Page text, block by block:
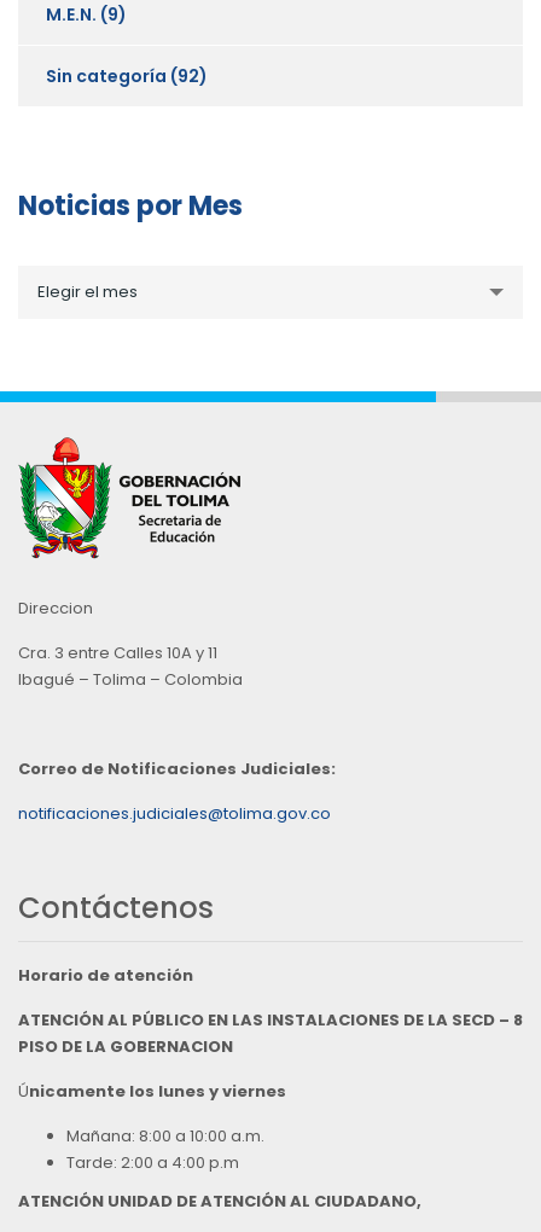
M.E.N. (9)
Sin categoría (92)
Noticias por Mes
porElegir el mes
Direccion
Cra. 3 entre Calles 10A y 11
Ibagué – Tolima – Colombia
Correo de Notificaciones Judiciales:
notificaciones.judiciales@tolima.gov.co
Contáctenos
Horario de atención
ATENCIÓN AL PÚBLICO EN LAS INSTALACIONES DE LA SECD – 8
PISO DE LA GOBERNACION
Únicamente los lunes y viernes
Mañana: 8:00 a 10:00 a.m.
Tarde: 2:00 a 4:00 p.m
ATENCIÓN UNIDAD DE ATENCIÓN AL CIUDADANO,